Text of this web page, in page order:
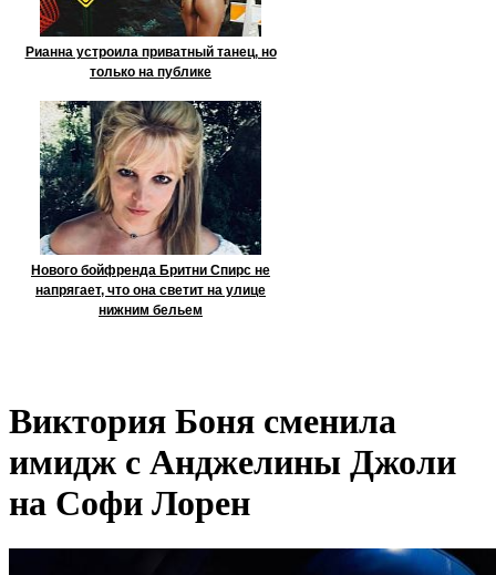
Рианна устроила приватный танец, но
только на публике
Нового бойфренда Бритни Спирс не
напрягает, что она светит на улице
нижним бельем
Виктория Боня сменила
имидж с Анджелины Джоли
на Софи Лорен